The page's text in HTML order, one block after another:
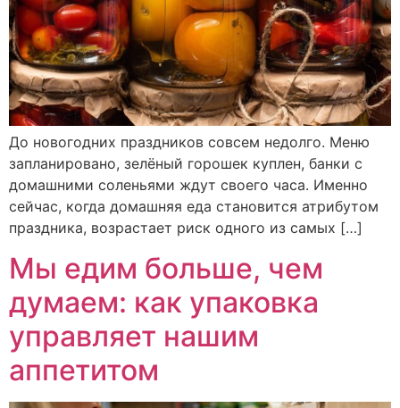
До новогодних праздников совсем недолго. Меню
запланировано, зелёный горошек куплен, банки с
домашними соленьями ждут своего часа. Именно
сейчас, когда домашняя еда становится атрибутом
праздника, возрастает риск одного из самых […]
Мы едим больше, чем
думаем: как упаковка
управляет нашим
аппетитом